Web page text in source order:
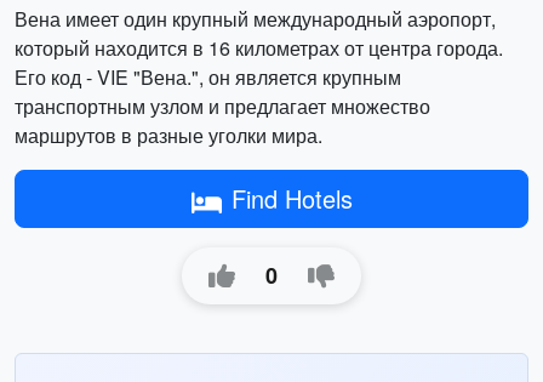
Вена имеет один крупный международный аэропорт,
который находится в 16 километрах от центра города.
Его код - VIE "Вена.", он является крупным
транспортным узлом и предлагает множество
маршрутов в разные уголки мира.
Find Hotels
0